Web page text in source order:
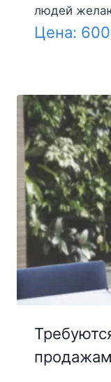
людей
Цена:
продажам